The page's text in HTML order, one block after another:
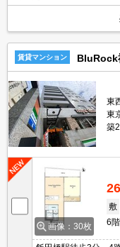
賃貸マンション BluRock
東
東
築
画像：30枚
敷
6階